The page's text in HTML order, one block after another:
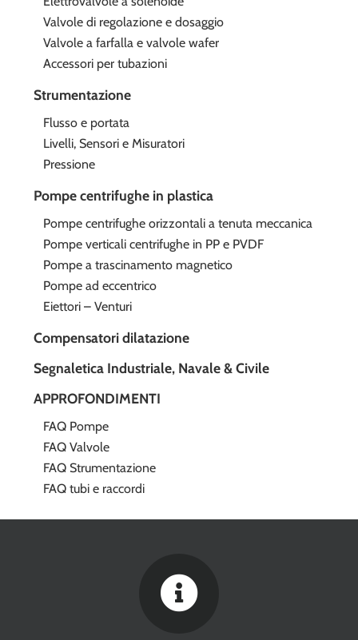
Valvole di regolazione e dosaggio
Valvole a farfalla e valvole wafer
Accessori per tubazioni
Strumentazione
Flusso e portata
Livelli, Sensori e Misuratori
Pressione
Pompe centrifughe in plastica
Pompe centrifughe orizzontali a tenuta meccanica
Pompe verticali centrifughe in PP e PVDF
Pompe a trascinamento magnetico
Pompe ad eccentrico
Eiettori – Venturi
Compensatori dilatazione
Segnaletica Industriale, Navale & Civile
APPROFONDIMENTI
FAQ Pompe
FAQ Valvole
FAQ Strumentazione
FAQ tubi e raccordi